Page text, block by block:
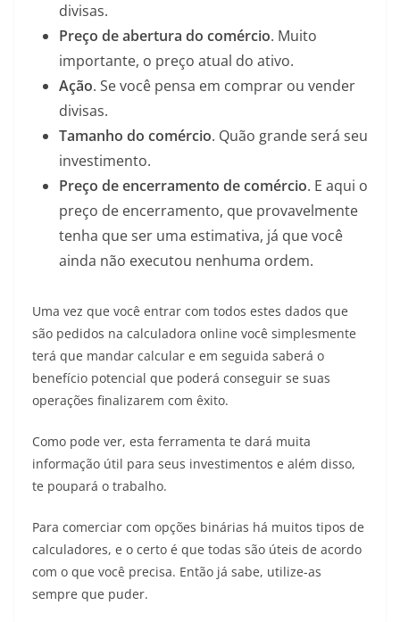
divisas.
Preço de abertura do comércio. Muito
importante, o preço atual do ativo.
Ação. Se você pensa em comprar ou vender
divisas.
Tamanho do comércio. Quão grande será seu
investimento.
Preço de encerramento de comércio. E aqui o
preço de encerramento, que provavelmente
tenha que ser uma estimativa, já que você
ainda não executou nenhuma ordem.
Uma vez que você entrar com todos estes dados que
são pedidos na calculadora online você simplesmente
terá que mandar calcular e em seguida saberá o
benefício potencial que poderá conseguir se suas
operações finalizarem com êxito.
Como pode ver, esta ferramenta te dará muita
informação útil para seus investimentos e além disso,
te poupará o trabalho.
Para comerciar com opções binárias há muitos tipos de
calculadores, e o certo é que todas são úteis de acordo
com o que você precisa. Então já sabe, utilize-as
sempre que puder.